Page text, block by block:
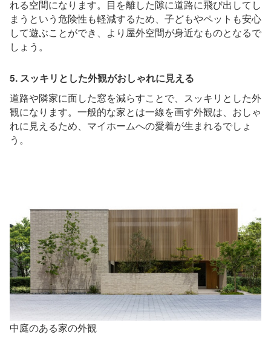
れる空間になります。目を離した隙に道路に飛び出してし
まうという危険性も軽減するため、子どもやペットも安心
して遊ぶことができ、より屋外空間が身近なものとなるで
しょう。
5. スッキリとした外観がおしゃれに見える
道路や隣家に面した窓を減らすことで、スッキリとした外
観になります。一般的な家とは一線を画す外観は、おしゃ
れに見えるため、マイホームへの愛着が生まれるでしょ
う。
中庭のある家の外観